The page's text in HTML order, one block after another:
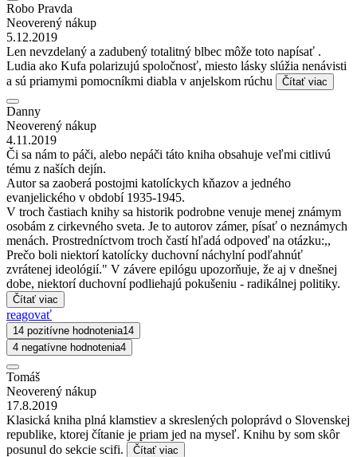
Robo Pravda
Neoverený nákup
5.12.2019
Len nevzdelaný a zadubený totalitný blbec môže toto napísať .
Ludia ako Kufa polarizujú spoločnosť, miesto lásky slúžia nenávisti
a sú priamymi pomocníkmi diabla v anjelskom rúchu
Čítať viac
Danny
Neoverený nákup
4.11.2019
Či sa nám to páči, alebo nepáči táto kniha obsahuje veľmi citlivú
tému z naších dejín.
Autor sa zaoberá postojmi katolíckych kňazov a jedného
evanjelického v období 1935-1945.
V troch častiach knihy sa historik podrobne venuje menej známym
osobám z cirkevného sveta. Je to autorov zámer, písať o neznámych
menách. Prostredníctvom troch častí hľadá odpoveď na otázku:,,
Prečo boli niektorí katolícky duchovní náchylní podľahnúť
zvrátenej ideológií." V závere epilógu upozorňuje, že aj v dnešnej
dobe, niektorí duchovní podliehajú pokušeniu - radikálnej politiky.
Čítať viac
reagovať
14 pozitívne hodnotenia14
4 negatívne hodnotenia4
Tomáš
Neoverený nákup
17.8.2019
Klasická kniha plná klamstiev a skreslených poloprávd o Slovenskej
republike, ktorej čítanie je priam jed na myseľ. Knihu by som skôr
posunul do sekcie scifi.
Čítať viac